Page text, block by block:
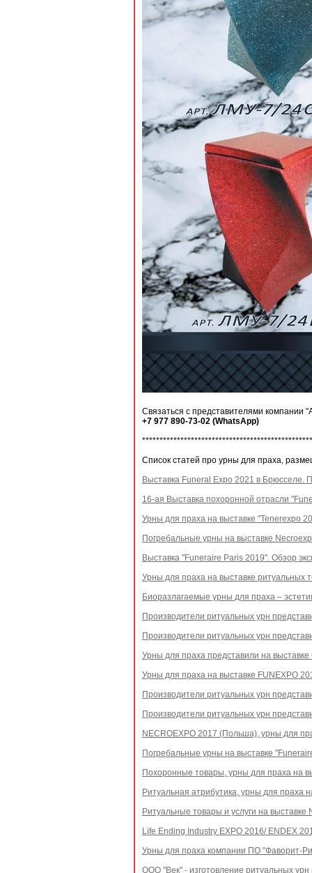
Связаться с представителями компании
+7 977 890-73-02 (WhatsApp)
Список статей про урны для праха,
Выставка Funeral Expo 2021 в Брюсселе.
16-ая Выставка похоронной отрасли
Урны для праха на выставке "Tenerexpo
Погребальные урны на выставке
Выставка "Funeraire Paris 2019". Обзор
Урны для праха на выставке ритуальных
Биоразлагаемые урны для праха –
Производители ритуальных урн
Производители ритуальных урн
Урны для праха представили на
Урны для праха на выставке FUNEXPO
Производители ритуальных урн
Производители ритуальных урн
NECROEXPO 2017 (Польша), урны для
Погребальные урны на выставке
Похоронные товары, урны для праха на
Ритуальная атрибутика, урны для праха
Ритуальные товары и услуги на
Life Ending Industry EXPO 2016/ ENDEX
Урны для праха компании ПО "Фаворит-
ООО "Век" - изготовление ритуальных урн